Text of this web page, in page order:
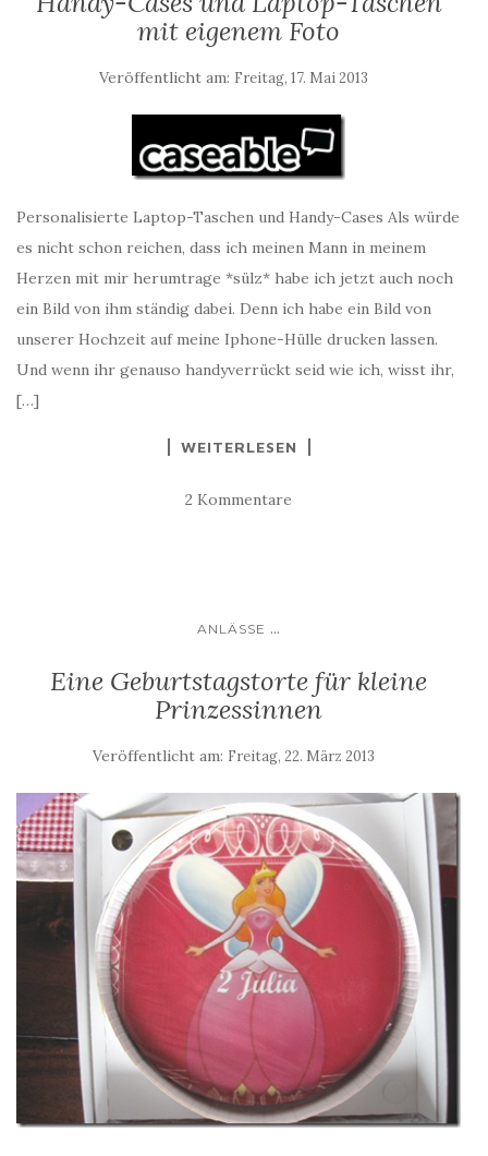
mit eigenem Foto
Veröffentlicht am: Freitag, 17. Mai 2013
Personalisierte Laptop-Taschen und Handy-Cases Als würde
es nicht schon reichen, dass ich meinen Mann in meinem
Herzen mit mir herumtrage *sülz* habe ich jetzt auch noch
ein Bild von ihm ständig dabei. Denn ich habe ein Bild von
unserer Hochzeit auf meine Iphone-Hülle drucken lassen.
Und wenn ihr genauso handyverrückt seid wie ich, wisst ihr,
[…]
WEITERLESEN
2 Kommentare
ANLÄSSE ...
Eine Geburtstagstorte für kleine
Prinzessinnen
Veröffentlicht am: Freitag, 22. März 2013